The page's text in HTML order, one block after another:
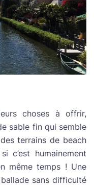
choses à offrir,
sable fin qui semble
terrains de beach
c’est humainement
même temps ! Une
sans difficulté